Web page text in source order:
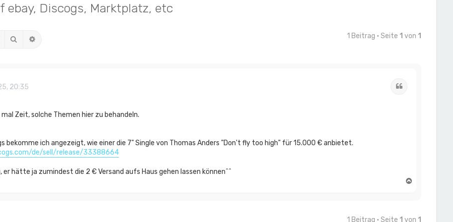
Discogs, Marktplatz, etc
Suche 1 Beitrag • Seite 1 von 1
20:35
Zeit, solche Themen hier zu behandeln.
bekomme ich angezeigt, wie einer die 7" Single von Thomas Anders "Don't fly too high" für 15.000 € anbietet.
de/sell/release/33388664
er hätte ja zumindest die 2 € Versand aufs Haus gehen lassen können^^
1 Beitrag • Seite 1 von 1